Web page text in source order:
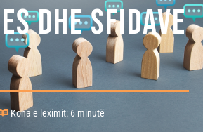
DHE SFIDAVE
Koha e leximit: 6 minutë